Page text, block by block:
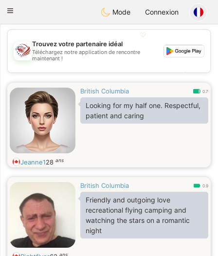
StatesDating
Toggle
Mode Connexion
💖
💕
Trouvez votre partenaire idéal
Téléchargez notre application de rencontre
maintenant !
British Columbia 0.7
Looking for my half one. Respectful,
patient and caring
Jeanne128 ans
British Columbia 0.9
Friendly and outgoing love
recreational flying camping and
watching the stars on a romantic
night
ans